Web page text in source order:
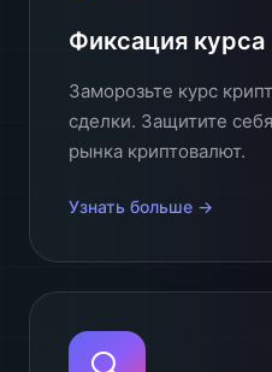
Фиксация курса
Заморозьте курс
сделки. Защитите
рынка криптовалют.
Узнать больше →